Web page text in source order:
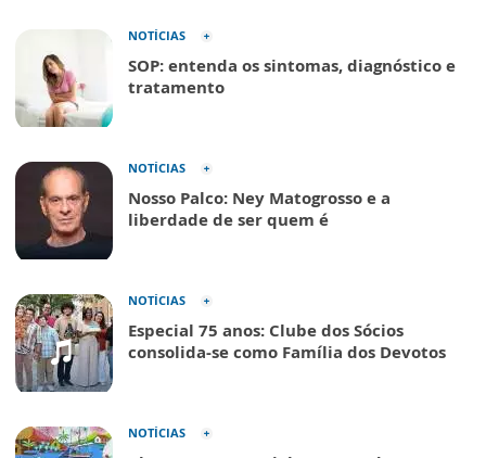
NOTÍCIAS
SOP: entenda os sintomas, diagnóstico e
tratamento
NOTÍCIAS
Nosso Palco: Ney Matogrosso e a
liberdade de ser quem é
NOTÍCIAS
Especial 75 anos: Clube dos Sócios
consolida-se como Família dos Devotos
NOTÍCIAS